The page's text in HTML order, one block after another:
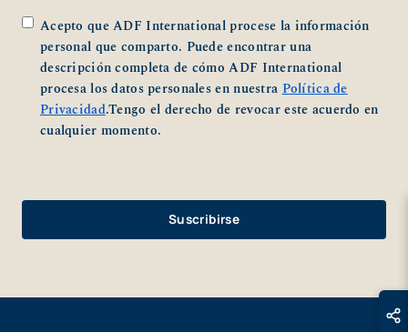
*
Acepto que ADF International procese la información
personal que comparto. Puede encontrar una
descripción completa de cómo ADF International
procesa los datos personales en nuestraPolítica de
Privacidad.Tengo el derecho de revocar este acuerdo en
cualquier momento.